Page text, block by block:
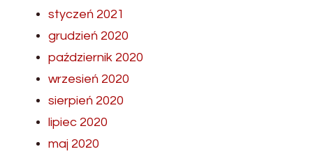
styczeń 2021
grudzień 2020
październik 2020
wrzesień 2020
sierpień 2020
lipiec 2020
maj 2020